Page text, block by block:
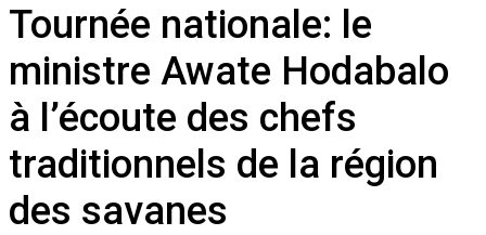
Tournée nationale: le
ministre Awate Hodabalo
à l’écoute des chefs
traditionnels de la région
des savanes